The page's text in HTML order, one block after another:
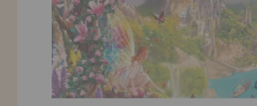
LIQUIDAÇÕES
EM FORMAÇÃO
info@casadopuzzle.pt